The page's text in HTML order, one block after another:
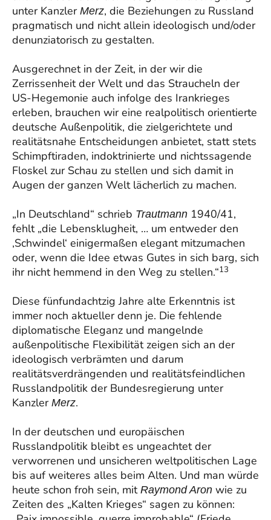
unter Kanzler Merz, die Beziehungen zu Russland
pragmatisch und nicht allein ideologisch und/oder
denunziatorisch zu gestalten.
Ausgerechnet in der Zeit, in der wir die
Zerrissenheit der Welt und das Straucheln der
US-Hegemonie auch infolge des Irankrieges
erleben, brauchen wir eine realpolitisch orientierte
deutsche Außenpolitik, die zielgerichtete und
realitätsnahe Entscheidungen anbietet, statt stets
Schimpftiraden, indoktrinierte und nichtssagende
Floskel zur Schau zu stellen und sich damit in
Augen der ganzen Welt lächerlich zu machen.
„In Deutschland“ schrieb Trautmann 1940/41,
fehlt „die Lebensklugheit, … um entweder den
‚Schwindel‘ einigermaßen elegant mitzumachen
oder, wenn die Idee etwas Gutes in sich barg, sich
ihr nicht hemmend in den Weg zu stellen.“13
Diese fünfundachtzig Jahre alte Erkenntnis ist
immer noch aktueller denn je. Die fehlende
diplomatische Eleganz und mangelnde
außenpolitische Flexibilität zeigen sich an der
ideologisch verbrämten und darum
realitätsverdrängenden und realitätsfeindlichen
Russlandpolitik der Bundesregierung unter
Kanzler Merz.
In der deutschen und europäischen
Russlandpolitik bleibt es ungeachtet der
verworrenen und unsicheren weltpolitischen Lage
bis auf weiteres alles beim Alten. Und man würde
heute schon froh sein, mit Raymond Aron wie zu
Zeiten des „Kalten Krieges“ sagen zu können: